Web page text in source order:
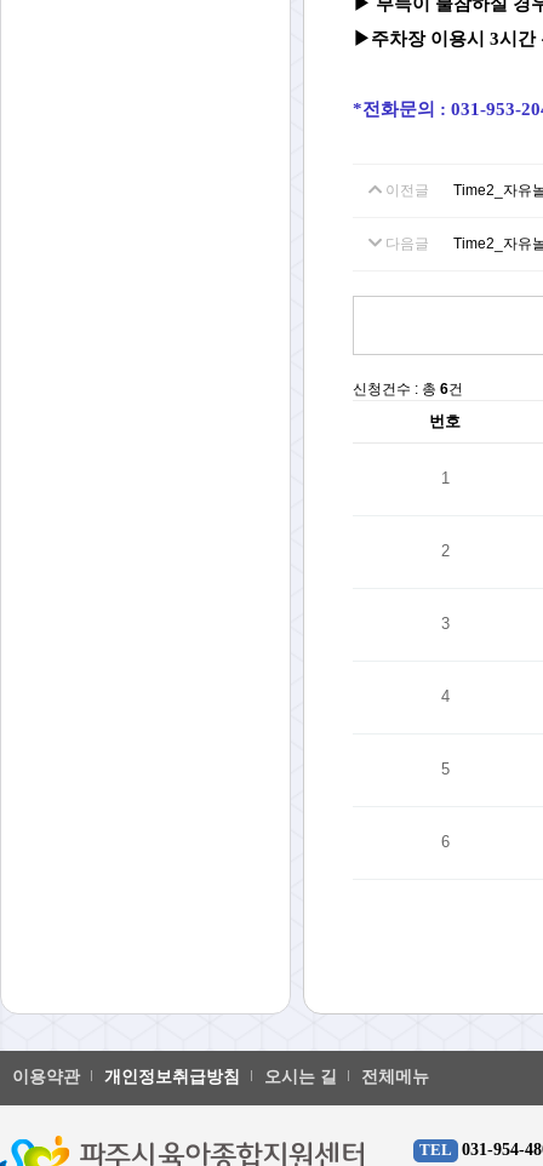
▶주차장 이용시 3시간
*전화문의 : 031-953-
이전글 Time2_자유
다음글 Time2_자유
신청건수 : 총 6건
번호
1
2
3
4
5
6
이용약관 개인정보취급방침 오시는 길 전체메뉴
TEL 031-954-